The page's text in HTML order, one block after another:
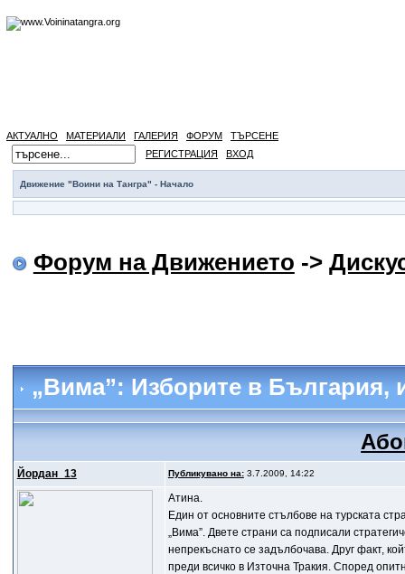
АКТУАЛНО МАТЕРИАЛИ ГАЛЕРИЯ ФОРУМ
ТЪРСЕНЕ
РЕГИСТРАЦИЯ
ВХОД
Движение "Воини на Тангра" - Начало
Форум на Движението ->
„Вима”: Изборите в България,
Йордан_13 Публикувано на:3.7.2009, 14:22
Атина.
Един от основните стълбове на турската
„Вима”. Двете страни са подписали
непрекъснато се задълбочава. Друг факт,
преди всичко в Източна Тракия. Според